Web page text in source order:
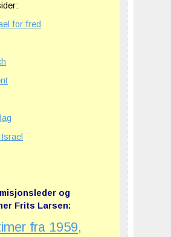
for fred
og
Frits Larsen:
fra 1959,